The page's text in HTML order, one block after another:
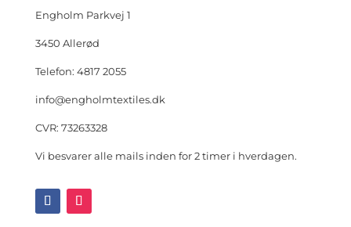
Engholm Parkvej 1
3450 Allerød
Telefon: 4817 2055
info@engholmtextiles.dk
CVR: 73263328
Vi besvarer alle mails inden for 2 timer i hverdagen.